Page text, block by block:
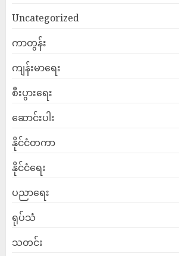
Uncategorized
ကာတွန်း
ကျန်းမာရေး
စီးပွားရေး
ဆောင်းပါး
နိုင်ငံတကာ
နိုင်ငံရေး
ပညာရေး
ရုပ်သံ
သတင်း